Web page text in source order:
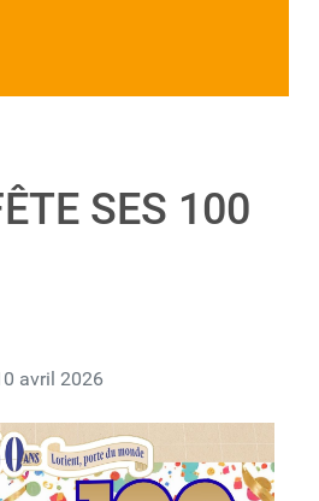
SES 100
avril 2026